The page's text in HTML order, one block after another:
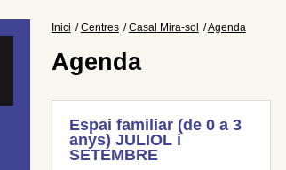
Inici Centres Casal Mira-sol Agenda
Agenda
Espai familiar (de 0 a 3
anys) JULIOL i
SETEMBRE